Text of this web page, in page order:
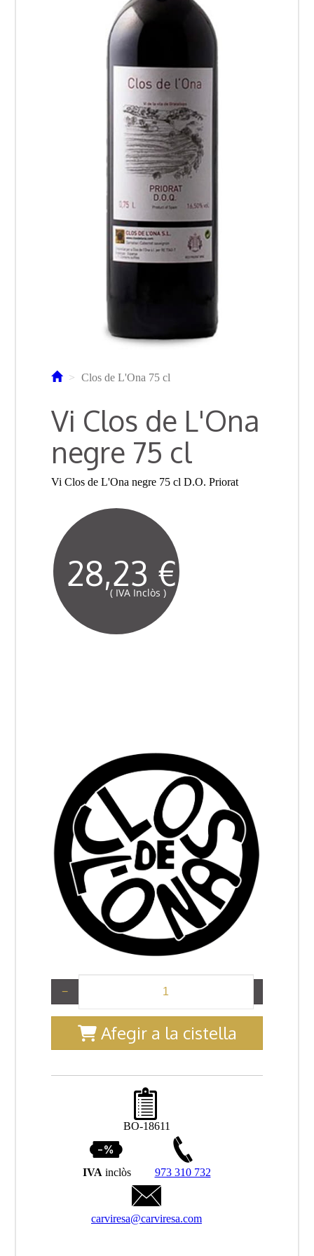
Clos de L'Ona 75 cl
Vi Clos de L'Ona
negre 75 cl
Vi Clos de L'Ona negre 75 cl D.O. Priorat
28,23 €
( IVA Inclòs )
−
Afegir a la cistella
BO-18611
IVA inclòs 973 310 732
carviresa@carviresa.com